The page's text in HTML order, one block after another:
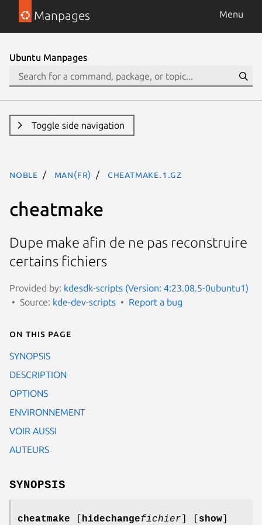
Manpages Menu
Ubuntu Manpages
Toggle side navigation
noble man(fr) cheatmake.1.gz
cheatmake
Dupe make afin de ne pas reconstruire
certains fichiers
Provided by: kdesdk-scripts (Version: 4:23.08.5-0ubuntu1)
Source: kde-dev-scripts Report a bug
On this page
SYNOPSIS
DESCRIPTION
OPTIONS
ENVIRONNEMENT
VOIR AUSSI
AUTEURS
SYNOPSIS
cheatmake hidechangefichier show